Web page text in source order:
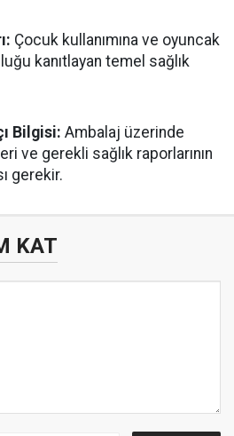
Çocuk kullanımına ve oyuncak
kanıtlayan temel sağlık
Bilgisi: Ambalaj üzerinde
ve gerekli sağlık raporlarının
gerekir.
KAT